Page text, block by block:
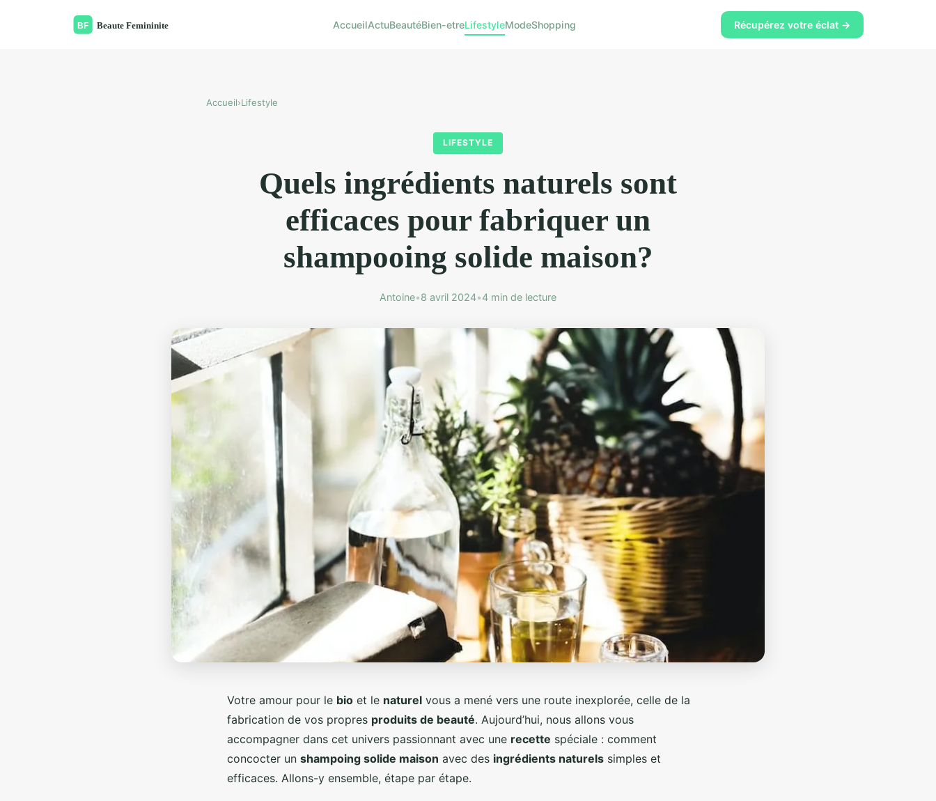
AccueilActuBeautéBien-etreLifestyleModeShopping Récupérez votre éclat →
Accueil›Lifestyle
LIFESTYLE
Quels ingrédients naturels sont
efficaces pour fabriquer un
shampooing solide maison?
Antoine•8 avril 2024•4 min de lecture
Votre amour pour le bio et le naturel vous a mené vers une route inexplorée, celle de la
fabrication de vos propres produits de beauté. Aujourd’hui, nous allons vous
accompagner dans cet univers passionnant avec une recette spéciale : comment
concocter un shampoing solide maison avec des ingrédients naturels simples et
efficaces. Allons-y ensemble, étape par étape.